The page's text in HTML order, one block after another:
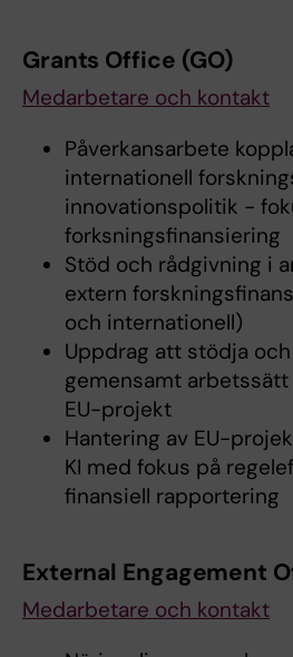
Grants Office (GO)
Medarbetare och kontakt
Påverkansarbete
internationell
innovationspolitik -
forksningsfinansiering
Stöd och rådgivning i
extern
och internationell)
Uppdrag att stödja
gemensamt
EU-projekt
Hantering av EU-
KI med fokus på
finansiell rapportering
External Engagement
Medarbetare och kontakt